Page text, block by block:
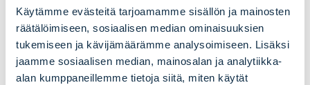
Käytämme evästeitä tarjoamamme sisällön ja mainosten
räätälöimiseen, sosiaalisen median ominaisuuksien
tukemiseen ja kävijämäärämme analysoimiseen. Lisäksi
jaamme sosiaalisen median, mainosalan ja analytiikka-
alan kumppaneillemme tietoja siitä, miten käytät
pitänyt yhtä. Kestävyyskamppailussa
ovat nyt vastakkain Eurooppa ja Venäjä.
Britannia on saari, mutta sen lähimmät
naapurit ovat mantereella.